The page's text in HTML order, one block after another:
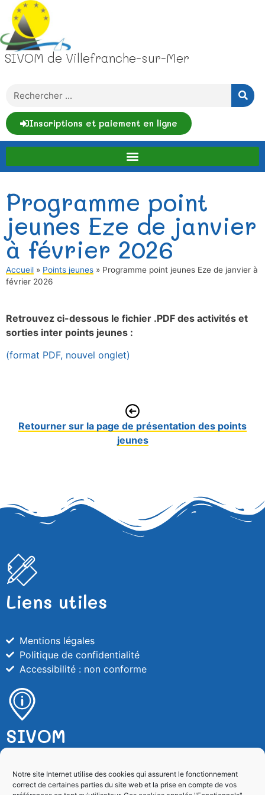
Notre site Internet utilise des cookies qui assurent le fonctionnement
correct de certaines parties du site web et la prise en compte de vos
SIVOM de Villefranche-sur-Mer
Inscriptions et paiement en ligne
Programme point
jeunes Eze de janvier
à février 2026
Accueil » Points jeunes » Programme point jeunes Eze de janvier à
février 2026
Retrouvez ci-dessous le fichier .PDF des activités et
sorties inter points jeunes :
(format PDF, nouvel onglet)
Retourner sur la page de présentation des points
jeunes
Liens utiles
Mentions légales
Politique de confidentialité
Accessibilité : non conforme
SIVOM
SIVOM de Villefranche sur Mer
4, rue de l’Esquiaou – BP 128